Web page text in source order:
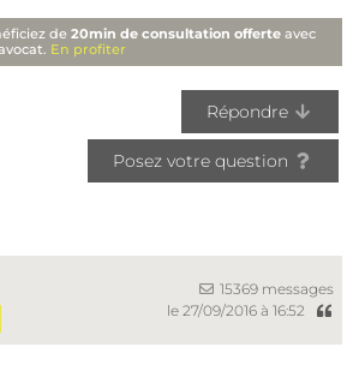
de20min de consultation offerte avec
En profiter
Répondre
Posez votre question
15369 messages
le 27/09/2016 à 16:52